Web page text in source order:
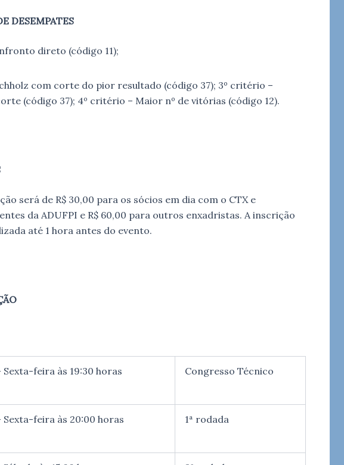
DESEMPATES
direto (código 11);
com corte do pior resultado (código 37); 3º critério –
(código 37); 4º critério – Maior nº de vitórias (código 12).
será de R$ 30,00 para os sócios em dia com o CTX e
da ADUFPI e R$ 60,00 para outros enxadristas. A inscrição
até 1 hora antes do evento.
feira às 19:30 horas Congresso Técnico
Sexta-feira às 20:00 horas 1ª rodada